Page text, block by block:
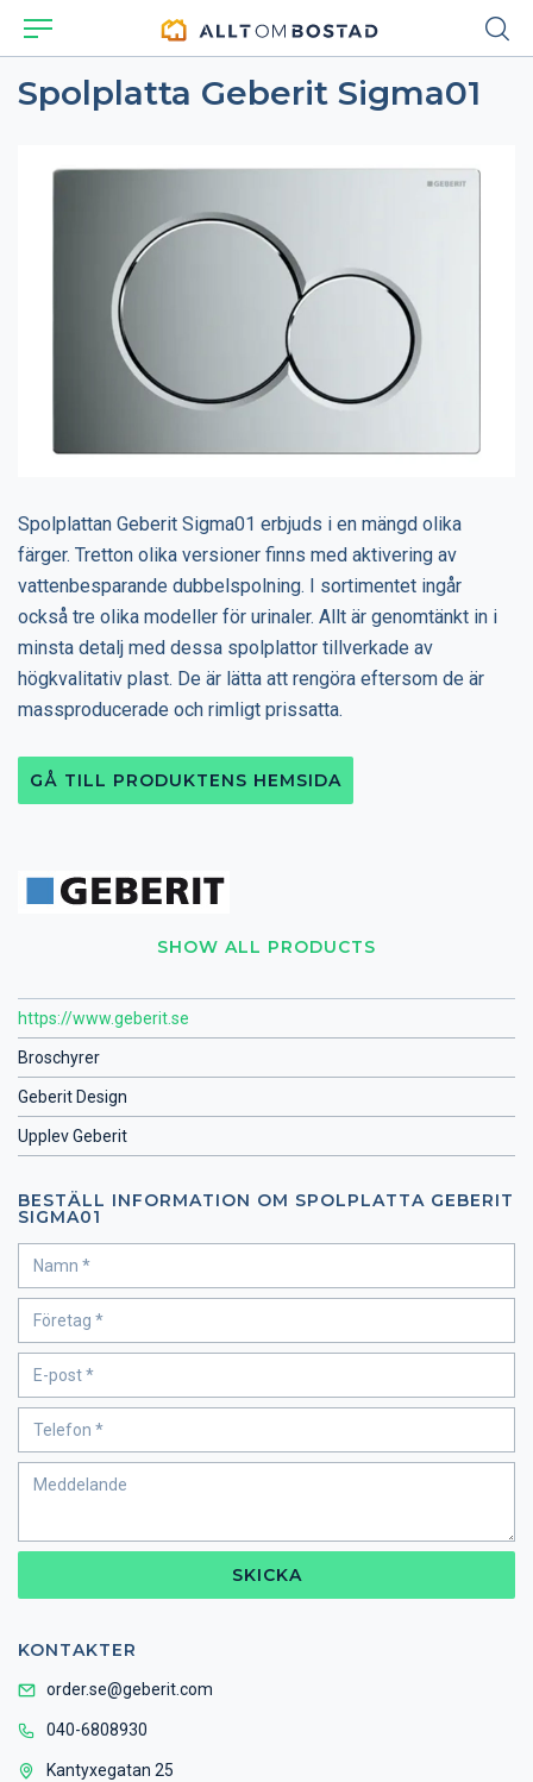
Spolplatta Geberit Sigma01
SHOW ALL PRODUCTS
https://www.geberit.se
Broschyrer
Geberit Design
Upplev Geberit
BESTÄLL INFORMATION OM SPOLPLATTA GEBERIT
SIGMA01
SKICKA
KONTAKTER
order.se@geberit.com
040-6808930
Kantyxegatan 25
Spolplattan Geberit Sigma01 erbjuds i en mängd olika
färger. Tretton olika versioner finns med aktivering av
vattenbesparande dubbelspolning. I sortimentet ingår
också tre olika modeller för urinaler. Allt är genomtänkt in i
minsta detalj med dessa spolplattor tillverkade av
högkvalitativ plast. De är lätta att rengöra eftersom de är
massproducerade och rimligt prissatta.
GÅ TILL PRODUKTENS HEMSIDA